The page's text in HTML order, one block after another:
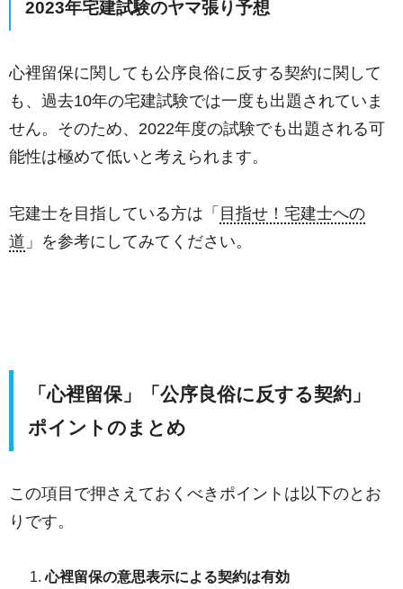
2023年宅建試験のヤマ張り予想
心裡留保に関しても公序良俗に反する契約に関して
も、過去10年の宅建試験では一度も出題されていま
せん。そのため、2022年度の試験でも出題される可
能性は極めて低いと考えられます。
宅建士を目指している方は「 目指せ！宅建士への
道 」を参考にしてみてください。
「心裡留保」「公序良俗に反する契約」
ポイントのまとめ
この項目で押さえておくべきポイントは以下のとお
りです。
心裡留保の意思表示による契約は有効